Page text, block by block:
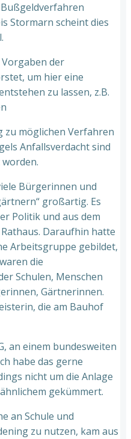
Stormarn scheint dies
der
um hier eine
zu lassen, z.B.
zu möglichen Verfahren
Anfallsverdacht sind
Bürgerinnen und
großartig. Es
Politik und aus dem
Daraufhin hatte
Arbeitsgruppe gebildet,
die
Schulen, Menschen
Gärtnerinnen.
die am Bauhof
an einem bundesweiten
habe das gerne
nicht um die Anlage
gekümmert.
an Schule und
zu nutzen, kam aus